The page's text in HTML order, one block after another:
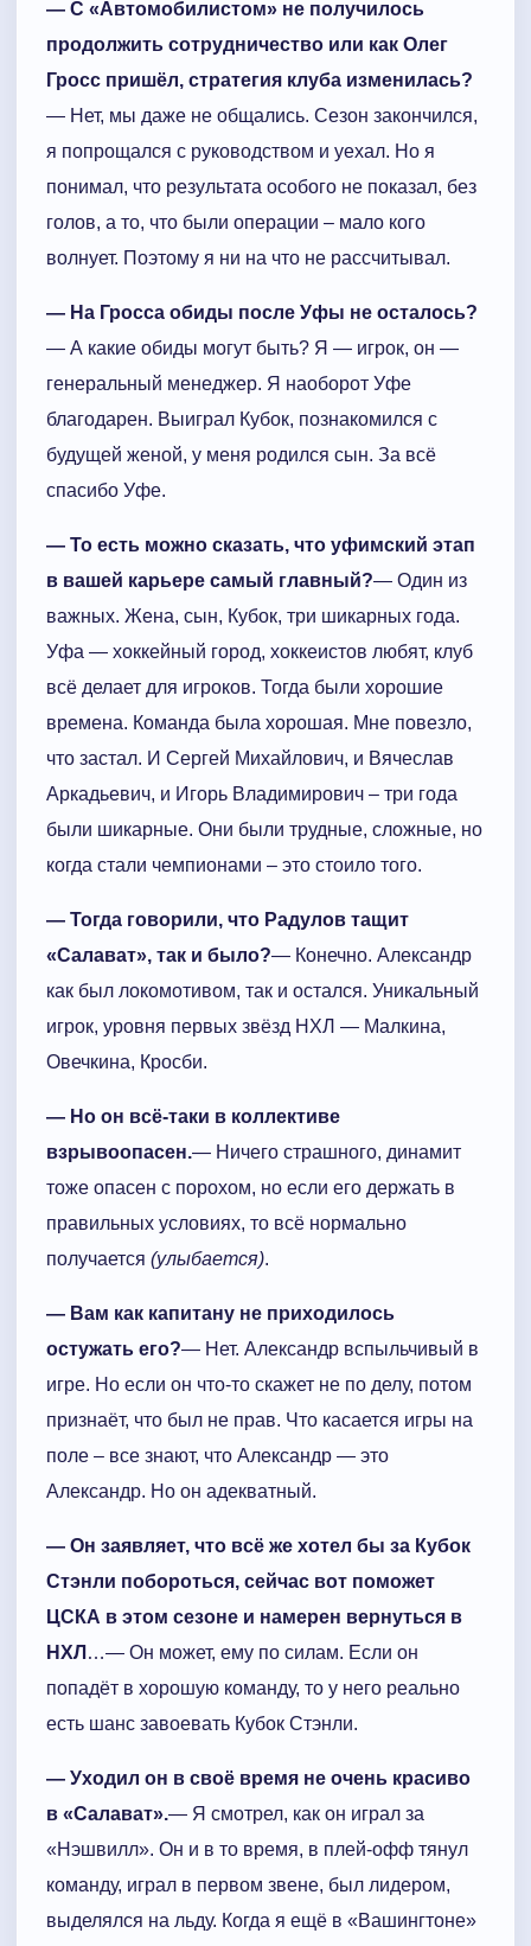
— С «Автомобилистом» не получилось
продолжить сотрудничество или как Олег
Гросс пришёл, стратегия клуба изменилась?
— Нет, мы даже не общались. Сезон закончился,
я попрощался с руководством и уехал. Но я
понимал, что результата особого не показал, без
голов, а то, что были операции – мало кого
волнует. Поэтому я ни на что не рассчитывал.
— На Гросса обиды после Уфы не осталось?
— А какие обиды могут быть? Я — игрок, он —
генеральный менеджер. Я наоборот Уфе
благодарен. Выиграл Кубок, познакомился с
будущей женой, у меня родился сын. За всё
спасибо Уфе.
— То есть можно сказать, что уфимский этап
в вашей карьере самый главный?— Один из
важных. Жена, сын, Кубок, три шикарных года.
Уфа — хоккейный город, хоккеистов любят, клуб
всё делает для игроков. Тогда были хорошие
времена. Команда была хорошая. Мне повезло,
что застал. И Сергей Михайлович, и Вячеслав
Аркадьевич, и Игорь Владимирович – три года
были шикарные. Они были трудные, сложные, но
когда стали чемпионами – это стоило того.
— Тогда говорили, что Радулов тащит
«Салават», так и было?— Конечно. Александр
как был локомотивом, так и остался. Уникальный
игрок, уровня первых звёзд НХЛ — Малкина,
Овечкина, Кросби.
— Но он всё-таки в коллективе
взрывоопасен.— Ничего страшного, динамит
тоже опасен с порохом, но если его держать в
правильных условиях, то всё нормально
получается (улыбается).
— Вам как капитану не приходилось
остужать его?— Нет. Александр вспыльчивый в
игре. Но если он что-то скажет не по делу, потом
признаёт, что был не прав. Что касается игры на
поле – все знают, что Александр — это
Александр. Но он адекватный.
— Он заявляет, что всё же хотел бы за Кубок
Стэнли побороться, сейчас вот поможет
ЦСКА в этом сезоне и намерен вернуться в
НХЛ …— Он может, ему по силам. Если он
попадёт в хорошую команду, то у него реально
есть шанс завоевать Кубок Стэнли.
— Уходил он в своё время не очень красиво
в «Салават».— Я смотрел, как он играл за
«Нэшвилл». Он и в то время, в плей-офф тянул
команду, играл в первом звене, был лидером,
выделялся на льду. Когда я ещё в «Вашингтоне»